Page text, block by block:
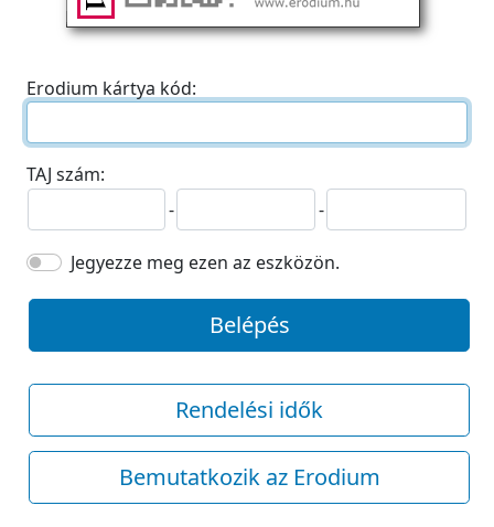
Erodium kártya kód:
TAJ szám:
-
-
Jegyezze meg ezen az eszközön.
Belépés
Rendelési idők
Bemutatkozik az Erodium